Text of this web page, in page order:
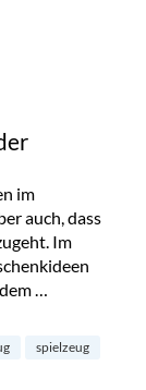
im
auch, dass
Im
…
für Kinder“
spielzeug